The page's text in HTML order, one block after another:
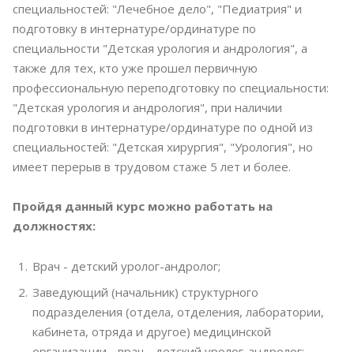
специальностей: "Лечебное дело", "Педиатрия" и
подготовку в интернатуре/ординатуре по
специальности "Детская урология и андрология", а
также для тех, кто уже прошел первичную
профессиональную переподготовку по специальности:
"Детская урология и андрология", при наличии
подготовки в интернатуре/ординатуре по одной из
специальностей: "Детская хирургия", "Урология", но
имеет перерыв в трудовом стаже 5 лет и более.
Пройдя данный курс можно работать на
должностях:
Врач - детский уролог-андролог;
Заведующий (начальник) структурного
подразделения (отдела, отделения, лаборатории,
кабинета, отряда и другое) медицинской